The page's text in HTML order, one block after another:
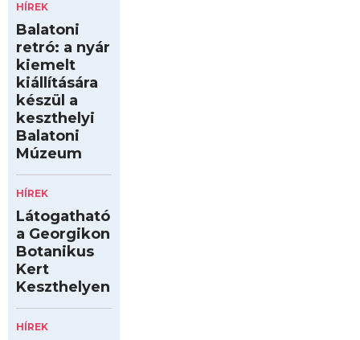
HÍREK
Balatoni
retró: a nyár
kiemelt
kiállítására
készül a
keszthelyi
Balatoni
Múzeum
HÍREK
Látogatható
a Georgikon
Botanikus
Kert
Keszthelyen
HÍREK